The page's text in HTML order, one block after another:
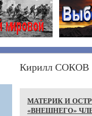
Кирилл СОКОВ
МАТЕРИК И
«ВНЕШНЕГО»